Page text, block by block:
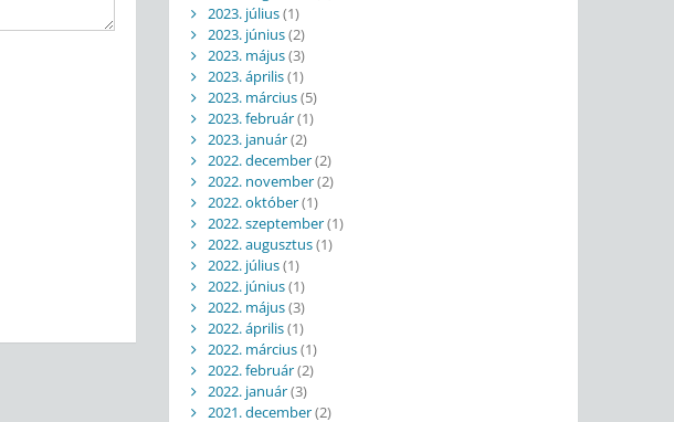
2023. július(1)
2023. június(2)
2023. május(3)
2023. április(1)
2023. március(5)
2023. február(1)
2023. január(2)
2022. december(2)
2022. november(2)
2022. október(1)
2022. szeptember(1)
2022. augusztus(1)
2022. július(1)
2022. június(1)
2022. május(3)
2022. április(1)
2022. március(1)
2022. február(2)
2022. január(3)
2021. december(2)